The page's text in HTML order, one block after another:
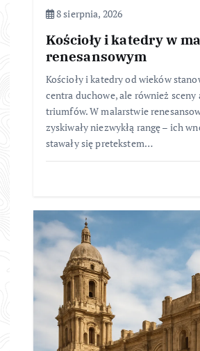
8 sierpnia, 2026
Kościoły i katedry w
renesansowym
Kościoły i katedry od wieków
centra duchowe, ale również
triumfów. W malarstwie
zyskiwały niezwykłą rangę – ich
stawały się pretekstem…